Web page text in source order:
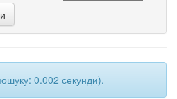
0.002 секунди).